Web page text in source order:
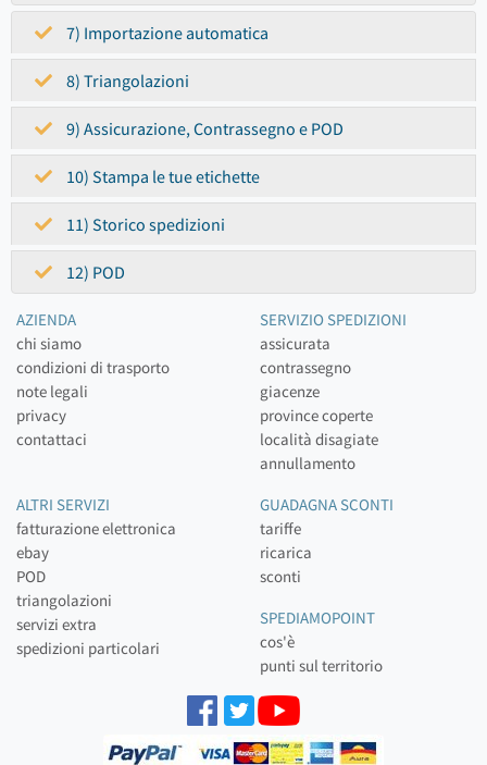
7) Importazione automatica
8) Triangolazioni
9) Assicurazione, Contrassegno e POD
10) Stampa le tue etichette
11) Storico spedizioni
12) POD
AZIENDA
chi siamo
condizioni di trasporto
note legali
privacy
contattaci
SERVIZIO SPEDIZIONI
assicurata
contrassegno
giacenze
province coperte
località disagiate
annullamento
ALTRI SERVIZI
fatturazione elettronica
ebay
POD
triangolazioni
servizi extra
spedizioni particolari
GUADAGNA SCONTI
tariffe
ricarica
sconti
SPEDIAMOPOINT
cos'è
punti sul territorio